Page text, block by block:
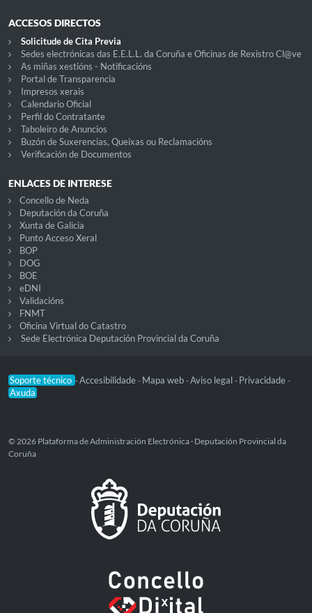
ACCESOS DIRECTOS
Solicitude de Cita Previa
Sedes electrónicas das E.E.L.L. da Coruña e Oficinas de Rexistro Cl@ve
As miñas xestións - Notificacións
Portal de Transparencia
Impresos xerais
Calendario Oficial
Perfil do Contratante
Taboleiro de Anuncios
Buzón de Suxerencias, Queixas ou Reclamacións
Verificación de Documentos
ENLACES DE INTERESE
Concello de Neda
Deputación da Coruña
Xunta de Galicia
Punto Acceso Xeral
BOP
DOG
BOE
eDNI
Validacións
FNMT
Oficina Virtual do Catastro
Sede Electrónica Deputación Provincial da Coruña
Soporte técnico -Accesibilidade - Mapa web -Aviso legal - Privacidade -
Axuda
© 2026 Plataforma de Administración Electrónica · Deputación Provincial da
Coruña